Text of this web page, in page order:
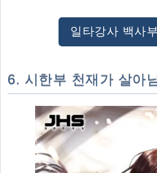
일타강사 백사
6. 시한부 천재가 살아